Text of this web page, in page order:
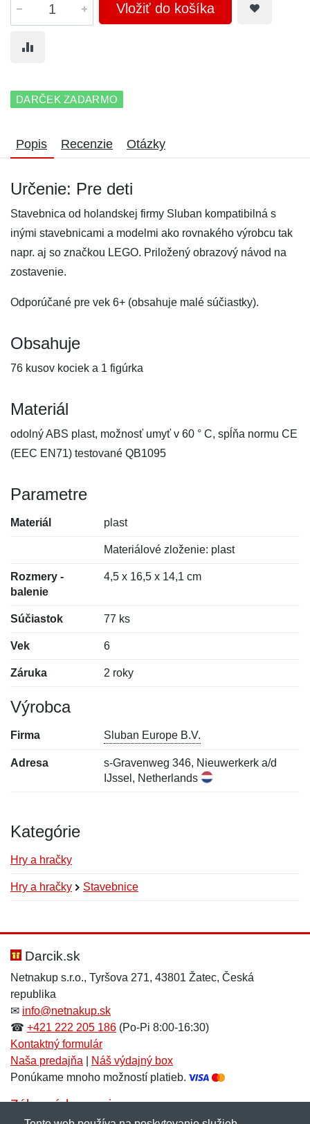
Vložiť do košíka
DARČEK ZADARMO
Popis Recenzie Otázky
Určenie: Pre deti
Stavebnica od holandskej firmy Sluban kompatibilná s
inými stavebnicami a modelmi ako rovnakého výrobcu tak
napr. aj so značkou LEGO. Priložený obrazový návod na
zostavenie.
Odporúčané pre vek 6+ (obsahuje malé súčiastky).
Obsahuje
76 kusov kociek a 1 figúrka
Materiál
odolný ABS plast, možnosť umyť v 60 ° C, spĺňa normu CE
(EEC EN71) testované QB1095
Parametre
Materiál plast
Materiálové zloženie: plast
Rozmery -
balenie
4,5 x 16,5 x 14,1 cm
Súčiastok 77 ks
Vek 6
Záruka 2 roky
Výrobca
Firma Sluban Europe B.V.
Adresa
s-Gravenweg 346, Nieuwerkerk a/d
IJssel, Netherlands
Kategórie
Hry a hračky
Hry a hračky Stavebnice
Hodnotenie:
Meno:*
E-mail:
Meno:
E-mail:*
Správa*
Darcik.sk
Netnakup s.r.o., Tyršova 271, 43801 Žatec, Česká
republika
✉ info@netnakup.sk
☎ +421 222 205 186 (Po-Pi 8:00-16:30)
Kontaktný formulár
Naša predajňa
Náš výdajný box
Ponúkame mnoho možností platieb.
Zákaznícky servis